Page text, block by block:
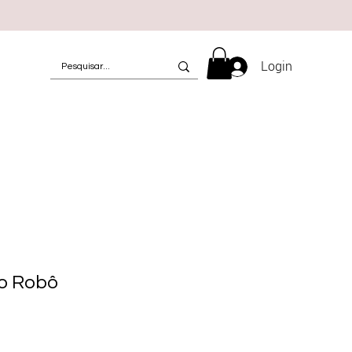
Login
Robô